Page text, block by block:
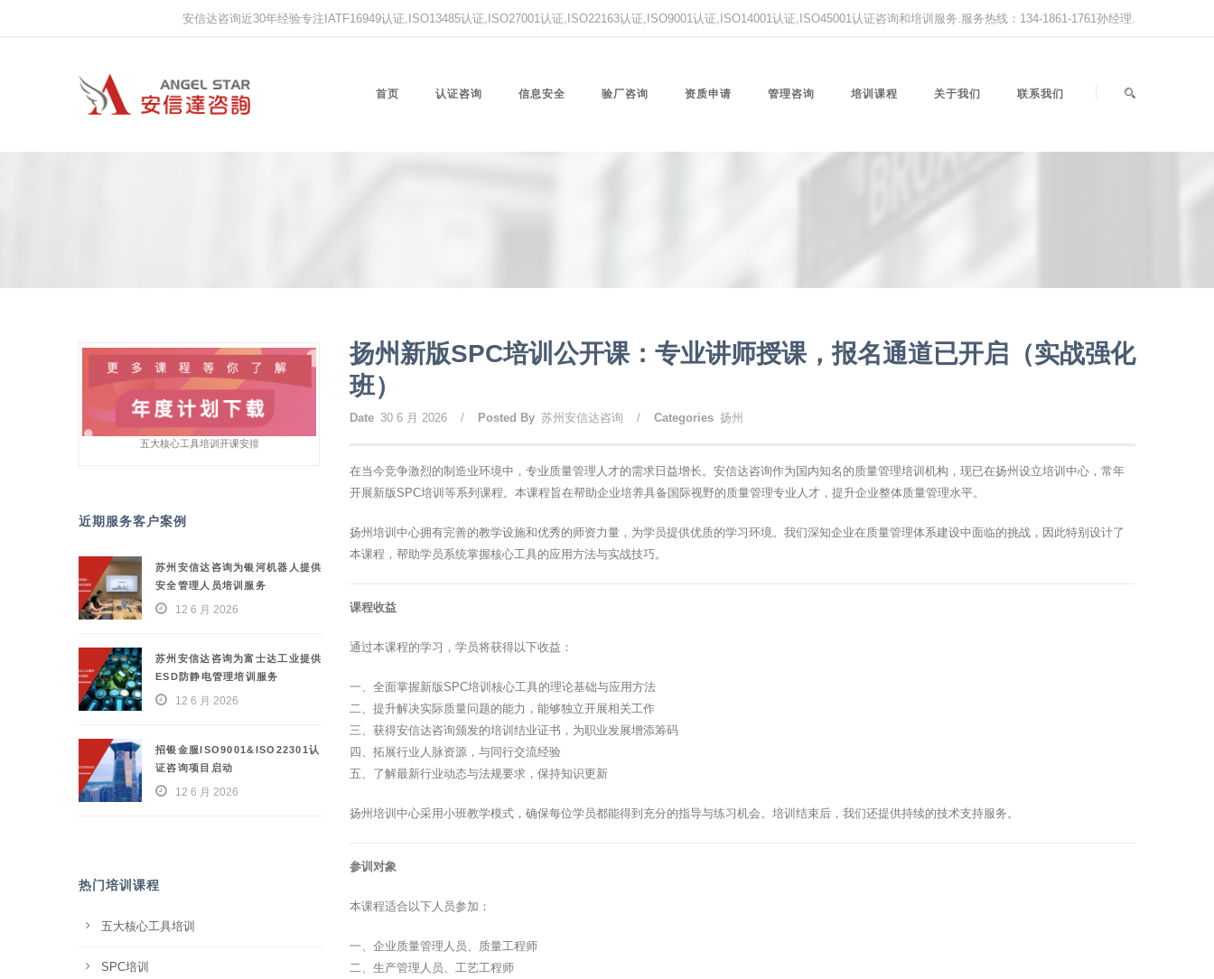
安信达咨询近30年经验专注IATF16949认证,ISO13485认证,ISO27001认证,ISO22163认证,ISO9001认证,ISO14001认证,ISO45001认证咨询和培训服务.服务热线：134-1861-1761孙经理.
首页 认证咨询 信息安全 验厂咨询 资质申请 管理咨询 培训课程 关于我们 联系我们
扬州新版SPC培训公开课：专业讲师授课，报名通道已开启（实战强化
班）
Date 30 6 月 2026 / Posted By 苏州安信达咨询 / Categories 扬州
在当今竞争激烈的制造业环境中，专业质量管理人才的需求日益增长。安信达咨询作为国内知名的质量管理培训机构，现已在扬州设立培训中心，常年
开展新版SPC培训等系列课程。本课程旨在帮助企业培养具备国际视野的质量管理专业人才，提升企业整体质量管理水平。
扬州培训中心拥有完善的教学设施和优秀的师资力量，为学员提供优质的学习环境。我们深知企业在质量管理体系建设中面临的挑战，因此特别设计了
本课程，帮助学员系统掌握核心工具的应用方法与实战技巧。
课程收益
通过本课程的学习，学员将获得以下收益：
一、全面掌握新版SPC培训核心工具的理论基础与应用方法
二、提升解决实际质量问题的能力，能够独立开展相关工作
三、获得安信达咨询颁发的培训结业证书，为职业发展增添筹码
四、拓展行业人脉资源，与同行交流经验
五、了解最新行业动态与法规要求，保持知识更新
扬州培训中心采用小班教学模式，确保每位学员都能得到充分的指导与练习机会。培训结束后，我们还提供持续的技术支持服务。
参训对象
本课程适合以下人员参加：
一、企业质量管理人员、质量工程师
二、生产管理人员、工艺工程师
五大核心工具培训开课安排
近期服务客户案例
苏州安信达咨询为银河机器人提供
安全管理人员培训服务
12 6 月 2026
苏州安信达咨询为富士达工业提供
ESD防静电管理培训服务
12 6 月 2026
招银金服ISO9001&ISO22301认
证咨询项目启动
12 6 月 2026
热门培训课程
五大核心工具培训
SPC培训